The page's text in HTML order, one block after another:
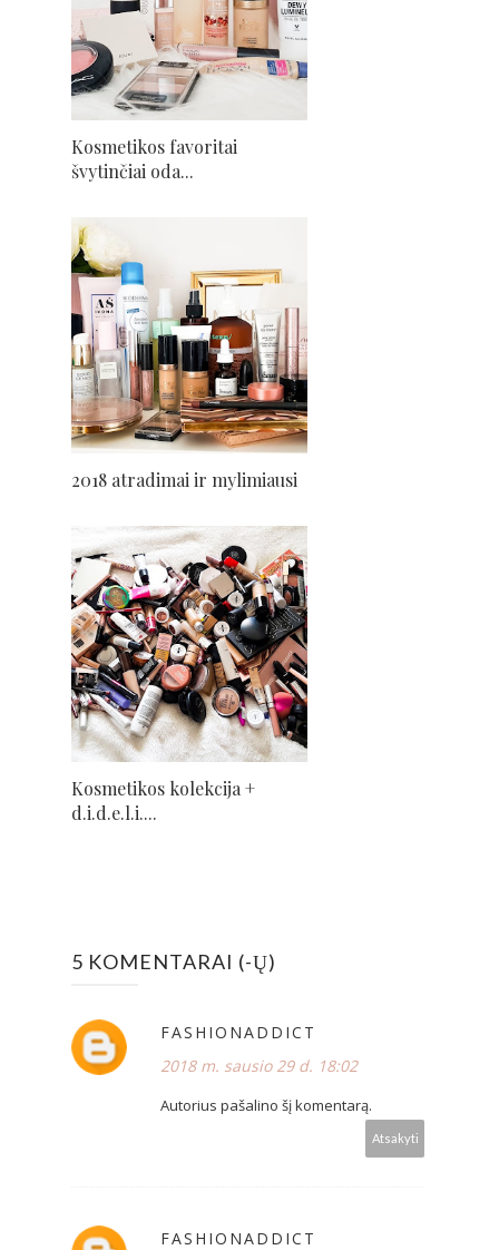
Kosmetikos favoritai
švytinčiai oda...
2018 atradimai ir mylimiausi
Kosmetikos kolekcija +
d.i.d.e.l.i....
5 KOMENTARAI (-Ų)
FASHIONADDICT
2018 m. sausio 29 d. 18:02
Autorius pašalino šį komentarą.
Atsakyti
FASHIONADDICT